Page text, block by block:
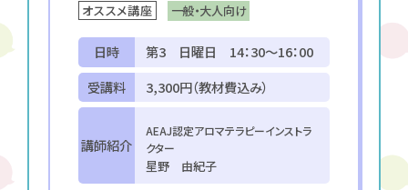
オススメ講座 一般・大人向け
日時
第3 日曜日 14：30～16：00
受講料
3,300円（教材費込み）
講師紹介
AEAJ認定アロマテラピーインストラ
クター
星野 由紀子